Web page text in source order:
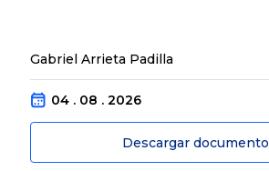
Gabriel Arrieta Padilla
04 . 08 . 2026
Descargar documento